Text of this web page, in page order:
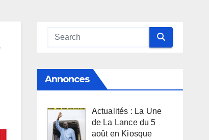
Annonces
Actualités : La Une
de La Lance du 5
août en Kiosque